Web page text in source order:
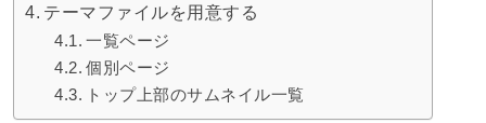
テーマファイルを用意する
一覧ページ
個別ページ
トップ上部のサムネイル一覧